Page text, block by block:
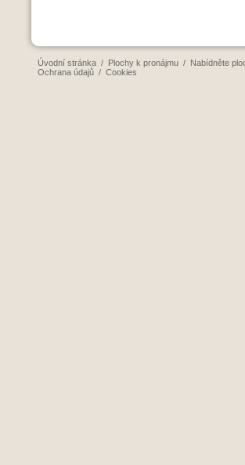
Úvodní stránka / Plochy k pronájmu / Nabídněte
Ochrana údajů / Cookies